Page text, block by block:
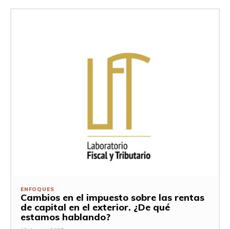
ENFOQUES
Cambios en el impuesto sobre las rentas
de capital en el exterior. ¿De qué
estamos hablando?